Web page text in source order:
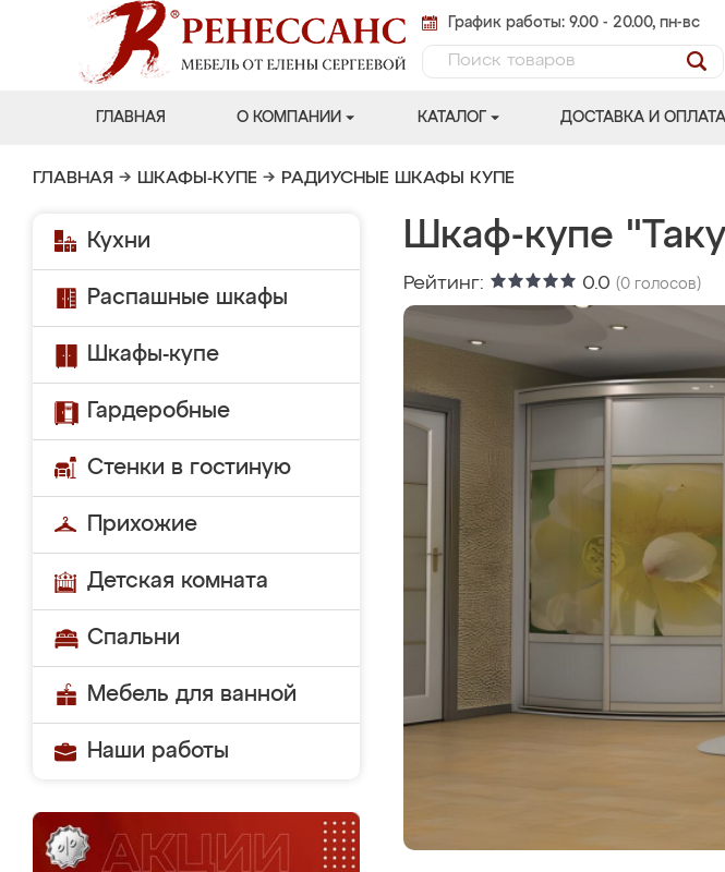
График работы: 9.00 - 20.00, пн-вс
ГЛАВНАЯ О КОМПАНИИ КАТАЛОГ ДОСТАВКА И ОПЛАТА
ГЛАВНАЯ → ШКАФЫ-КУПЕ → РАДИУСНЫЕ ШКАФЫ КУПЕ
Кухни
Распашные шкафы
Шкафы-купе
Гардеробные
Стенки в гостиную
Прихожие
Детская комната
Спальни
Мебель для ванной
Наши работы
Шкаф-купе
Рейтинг: 0.0 (0 голосов)